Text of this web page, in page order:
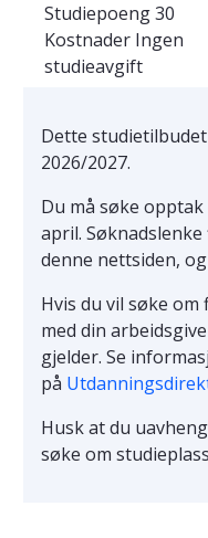
Studiepoeng30
Kostnader Ingen
studieavgift
Dette
2026/2027.
Du må søke
april.
denne nettsiden,
Hvis du vil søke
med din
gjelder. Se
på
Husk at du
søke om